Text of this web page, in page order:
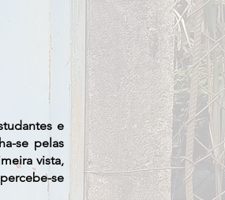
e
se pelas
vista,
se